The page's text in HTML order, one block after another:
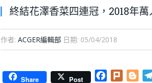
終結花澤香菜四連冠，2018年
作者: ACGER編輯部 日期: 05/04/2018
Share Post Facebook
Plurk